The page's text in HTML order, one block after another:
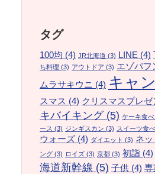
タグ
100均 (4) JR北海道 (3) LINE (4)
ち料理 (3) アウトドア (3) エゾバフ
ムラサキウニ (4) キャ
スマス (4) クリスマスプレゼ
キバイキング(5) ケーキ食
ース (3) ジンギスカン (3) スイーツ食
ウォーズ (4) ダイエット (3) ネッ
ング (3) ロイズ (3) 京都 (3) 初詣 (4)
海道新幹線 (5) 子供 (4) 専